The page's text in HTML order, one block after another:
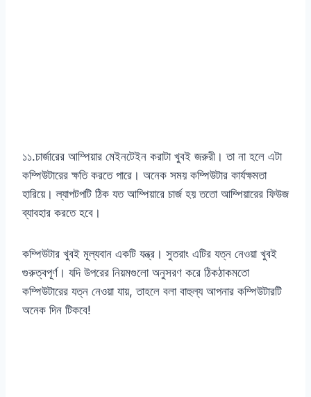
১১.চার্জারের আম্পিয়ার মেইনটেইন করাটা খুবই জরুরী। তা না হলে এটা
কম্পিউটারের ক্ষতি করতে পারে। অনেক সময় কম্পিউটার কার্যক্ষমতা
হারিয়ে। ল্যাপটপটি ঠিক যত আম্পিয়ারে চার্জ হয় ততো আম্পিয়ারের ফিউজ
ব্যাবহার করতে হবে।
কম্পিউটার খুবই মূল্যবান একটি যন্ত্র। সুতরাং এটির যত্ন নেওয়া খুবই
গুরুত্বপূর্ণ। যদি উপরের নিয়মগুলো অনুসরণ করে ঠিকঠাকমতো
কম্পিউটারের যত্ন নেওয়া যায়, তাহলে বলা বাহুল্য আপনার কম্পিউটারটি
অনেক দিন টিকবে!